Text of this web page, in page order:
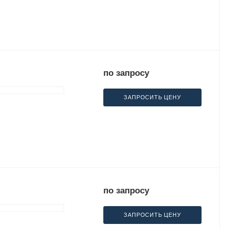
по запросу
ЗАПРОСИТЬ ЦЕНУ
по запросу
ЗАПРОСИТЬ ЦЕНУ